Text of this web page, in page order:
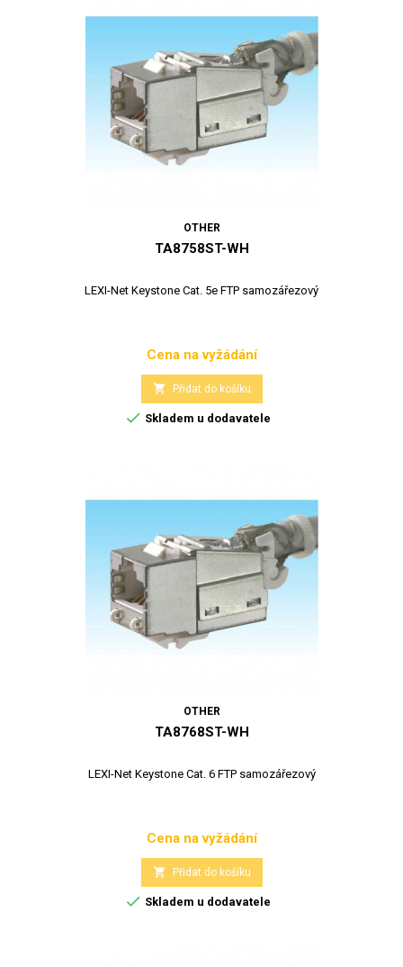
OTHER
TA8758ST-WH
LEXI-Net Keystone Cat. 5e FTP samozářezový
Cena
Cena na vyžádání
 Přidat do košíku
 Skladem u dodavatele
OTHER
TA8768ST-WH
LEXI-Net Keystone Cat. 6 FTP samozářezový
Cena
Cena na vyžádání
 Přidat do košíku
 Skladem u dodavatele